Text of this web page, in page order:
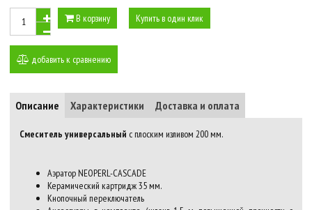
В корзину Купить в один клик
добавить к сравнению
Описание Характеристики Доставка и оплата
Смеситель универсальный с плоским изливом 200 мм.
Аэратор NEOPERL-CASCADE
Керамический картридж 35 мм.
Кнопочный переключатель